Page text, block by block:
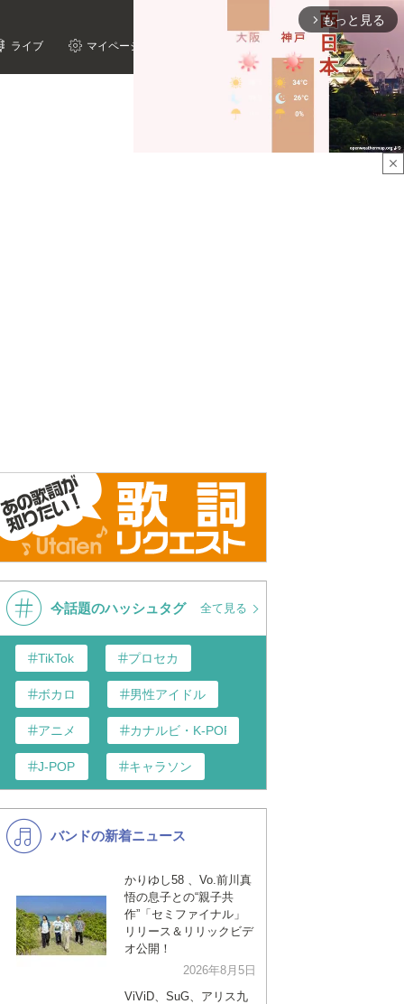
ライブ マイページ
close
arrow_forward_ios もっと見る
今話題のハッシュタグ 全て見る
TikTok プロセカ
ボカロ 男性アイドル
アニメ カナルビ・K-POP和訳
J-POP キャラソン
K-POP 演歌・歌謡
洋楽
VTuber ディズニー
バンドの新着ニュース
かりゆし58 、Vo.前川真
悟の息子との“親子共
作”「セミファイナル」
リリース＆リリックビデ
オ公開！
2026年8月5日
ViViD、SuG、アリス九